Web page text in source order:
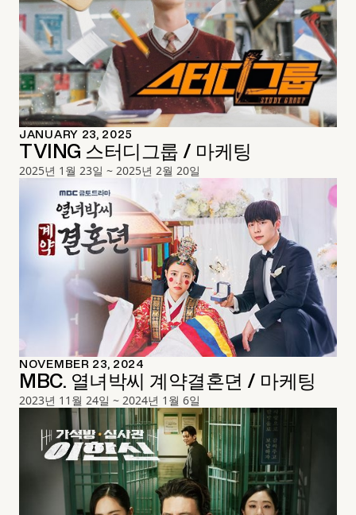
JANUARY 23, 2025
TVING 스터디그룹 / 마케팅
2025년 1월 23일 ~ 2025년 2월 20일
NOVEMBER 23, 2024
MBC. 열녀박씨 계약결혼뎐 / 마케팅
2023년 11월 24일 ~ 2024년 1월 6일